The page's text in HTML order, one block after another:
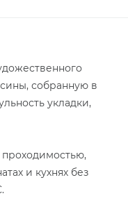
собранную в
укладки,
проходимостью,
и кухнях без